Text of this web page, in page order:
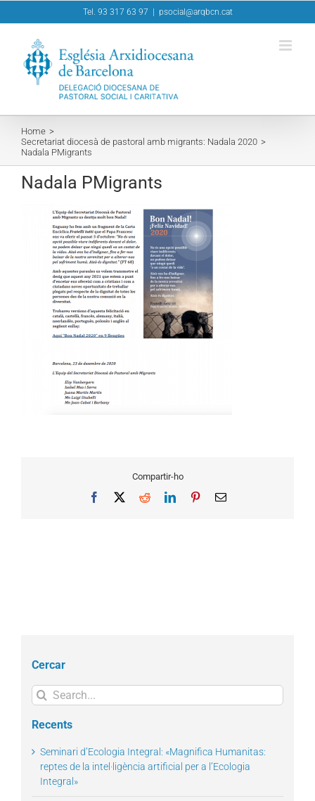
to
Tel. 93 317 63 97 psocial@arqbcn.cat
Home
Secretariat diocesà de pastoral amb migrants: Nadala 2020
Nadala PMigrants
Nadala PMigrants
Compartir-ho
Facebook RedditLinkedInPinterestEmail
Cercar
Search
for:
Recents
Seminari d’Ecologia Integral: «Magnifica Humanitas:
reptes de la intel·ligència artificial per a l’Ecologia
Integral»